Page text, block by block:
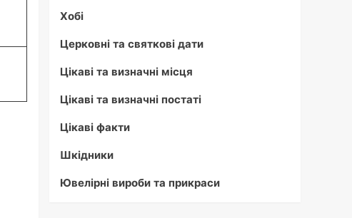
Хобі
Церковні та святкові дати
Цікаві та визначні місця
Цікаві та визначні постаті
Цікаві факти
Шкідники
Ювелірні вироби та прикраси